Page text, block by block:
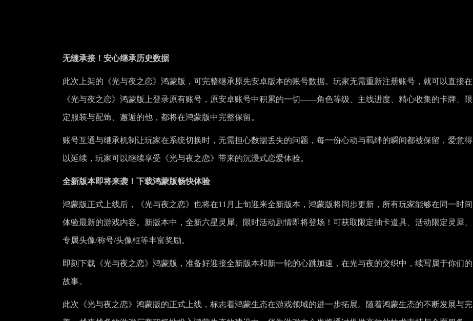
无缝承接！安心继承历史数据
此次上架的《光与夜之恋》鸿蒙版，可完整继承原先安卓版本的账号数据。玩家无需重新注册账号，就可以直接在
《光与夜之恋》鸿蒙版上登录原有账号，原安卓账号中积累的一切——角色等级、主线进度、精心收集的卡牌、限
定服装与配饰、邂逅的他，都将在鸿蒙版中完整保留。
账号互通与继承机制让玩家在系统切换时，无需担心数据丢失的问题，每一份心动与羁绊的瞬间都被保留，爱意得
以延续，玩家可以继续享受《光与夜之恋》带来的沉浸式恋爱体验。
全新版本即将来袭！下载鸿蒙版畅快体验
鸿蒙版正式上线后，《光与夜之恋》也将在11月上旬迎来全新版本，鸿蒙版将同步更新，所有玩家能够在同一时间
体验最新的游戏内容。新版本中，全新六星灵犀、限时活动剧情即将登场！可获取限定抽卡道具、活动限定灵犀、
专属头像/称号/头像框等丰富奖励。
即刻下载《光与夜之恋》鸿蒙版，准备好迎接全新版本和新一轮的心跳加速，在光与夜的交织中，续写属于你们的
故事。
此次《光与夜之恋》鸿蒙版的正式上线，标志着鸿蒙生态在游戏领域的进一步拓展。随着鸿蒙生态的不断发展与完